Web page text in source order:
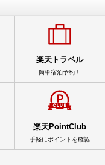
楽天トラベル
簡単宿泊予約！
楽天PointClub
手軽にポイントを確認